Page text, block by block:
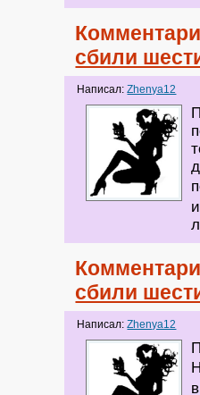
сбили
Написал:Zhenya12
сбили
Написал:Zhenya12